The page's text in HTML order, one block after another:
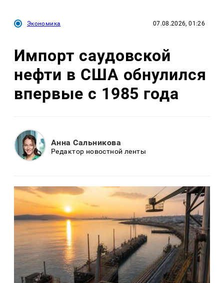
Экономика 07.08.2026, 01:26
Импорт саудовской
нефти в США обнулился
впервые с 1985 года
Анна Сальникова
Редактор новостной ленты